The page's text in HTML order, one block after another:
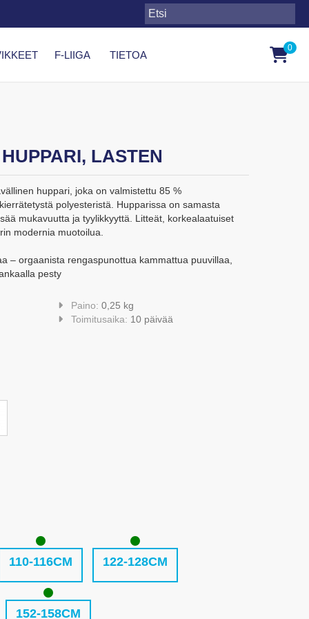
0
F-LIIGA TIETOA
LASTEN
huppari, joka on valmistettu 85 %
polyesteristä. Hupparissa on samasta
mukavuutta ja tyylikkyyttä. Litteät, korkealaatuiset
modernia muotoilua.
– orgaanista rengaspunottua kammattua puuvillaa,
pesty
Paino: 0,25 kg
Toimitusaika: 10 päivää
110-116CM 122-128CM
152-158CM